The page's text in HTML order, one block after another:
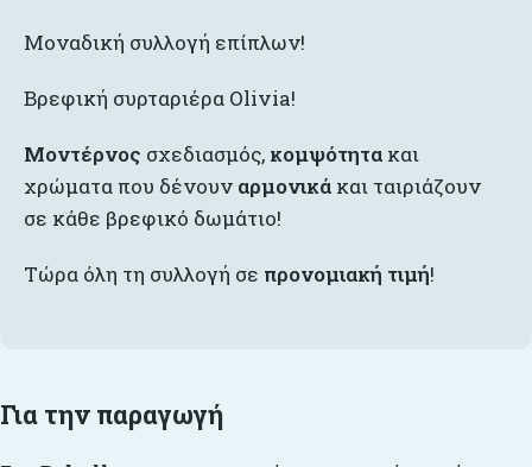
Μοναδική συλλογή επίπλων!
Βρεφική συρταριέρα Olivia!
Μοντέρνος σχεδιασμός, κομψότητα και
χρώματα που δένουν αρμονικά και ταιριάζουν
σε κάθε βρεφικό δωμάτιο!
Τώρα όλη τη συλλογή σε προνομιακή τιμή!
Για την παραγωγή